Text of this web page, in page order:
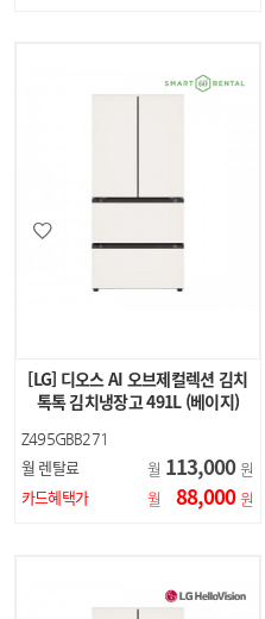
[LG] 디오스 AI 오브제컬렉션 김치
톡톡 김치냉장고 491L (베이지)
Z495GBB271
월 렌탈료 월 113,000 원
카드혜택가
월 88,000 원